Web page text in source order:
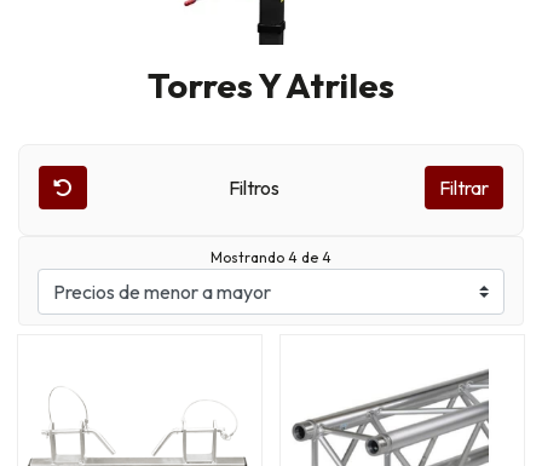
Torres Y Atriles
Filtros Filtrar
Mostrando 4 de 4